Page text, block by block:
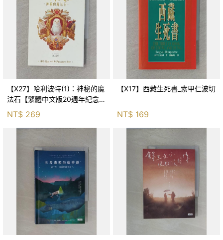
【X27】哈利波特(1)：神秘的魔
法石【繁體中文版20週年紀念】
NT$ 269
【X17】西藏生死書_索甲仁波切
NT$ 169